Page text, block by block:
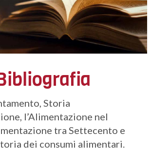
Storia
l’Alimentazione nel
tra Settecento e
dei consumi alimentari.